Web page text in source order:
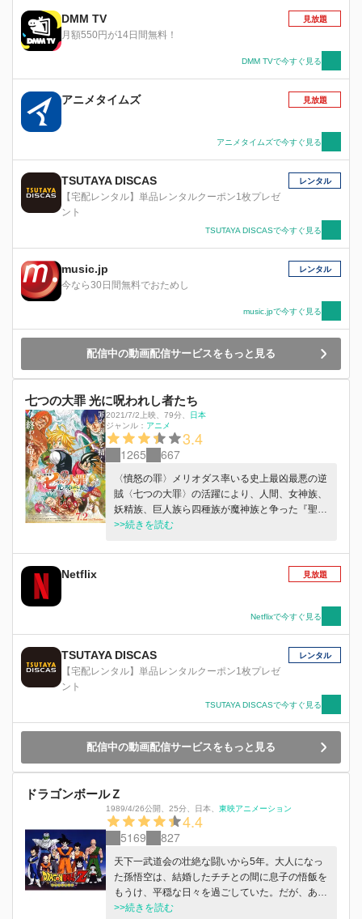
DMM TV
月額550円が14日間無料！
見放題
DMM TVで今すぐ見る
アニメタイムズ 見放題
アニメタイムズで今すぐ見る
TSUTAYA DISCAS
【宅配レンタル】単品レンタルクーポン1枚プレゼ
ント
レンタル
TSUTAYA DISCASで今すぐ見る
music.jp
今なら30日間無料でおためし
レンタル
music.jpで今すぐ見る
配信中の動画配信サービスをもっと見る
七つの大罪 光に呪われし者たち
2021/7/2上映 79分
日本
ジャンル： アニメ
3.4
1265 667
〈憤怒の罪〉メリオダス率いる史上最凶最悪の逆
賊〈七つの大罪〉の活躍により、人間、女神族、
妖精族、巨人族ら四種族が魔神族と争った『聖
戦』は終結。〈傲慢の罪〉エスカノールの命が尽
戻した。その後、新たな王国の創造を目指す王・
アーサーと行動を共にする〈暴食の罪〉マーリン
の地を巡る旅をしていた。その道中、弟･ゼルド
リスと偶然の再会を果たす。一方、〈怠惰の罪〉
キングと〈嫉妬の罪〉ディアンヌの結婚式が執り
行われようとしていた。祝福に包まれる式場に
は、〈強欲の罪〉バンと〈色欲の罪〉ゴウセルの
姿も。ドレスに身を包んだディアンヌの登場で華
やぐ森に、地鳴りのような不気味な音が響き始め
た。 “『聖戦』を台無しにした〈七つの大罪〉と
それに与した者共を罰する” 平穏が訪れたはずの
地に突如、妖精族と巨人族の軍勢が押し寄せる。
敵陣の先頭に立つのは、かつて姿を消した“二代
つきの侵略者たちの目的は一体…？ 世の混沌を
望む者により崩されていく日常。全種族を脅かす
恐るべき陰謀が交錯する。光と闇の戦いの果てに
待ち受ける未来は？！呪われた世界は真の平和を
手にすることができるのか。壊れゆく世界の運命
は、再び集結した〈七つの大罪〉に託された
――。
>>続きを読む
Netflix 見放題
Netflixで今すぐ見る
TSUTAYA DISCAS
【宅配レンタル】単品レンタルクーポン1枚プレゼ
ント
レンタル
TSUTAYA DISCASで今すぐ見る
配信中の動画配信サービスをもっと見る
ドラゴンボールＺ
1989/4/26公開 25分 日本 東映アニメーション
4.4
5169 827
天下一武道会の壮絶な闘いから5年。大人になっ
た孫悟空は、結婚したチチとの間に息子の悟飯を
もうけ、平穏な日々を過ごしていた。だが、ある
日突然、宇宙からやって来た謎の男によって、平
>>続きを読む